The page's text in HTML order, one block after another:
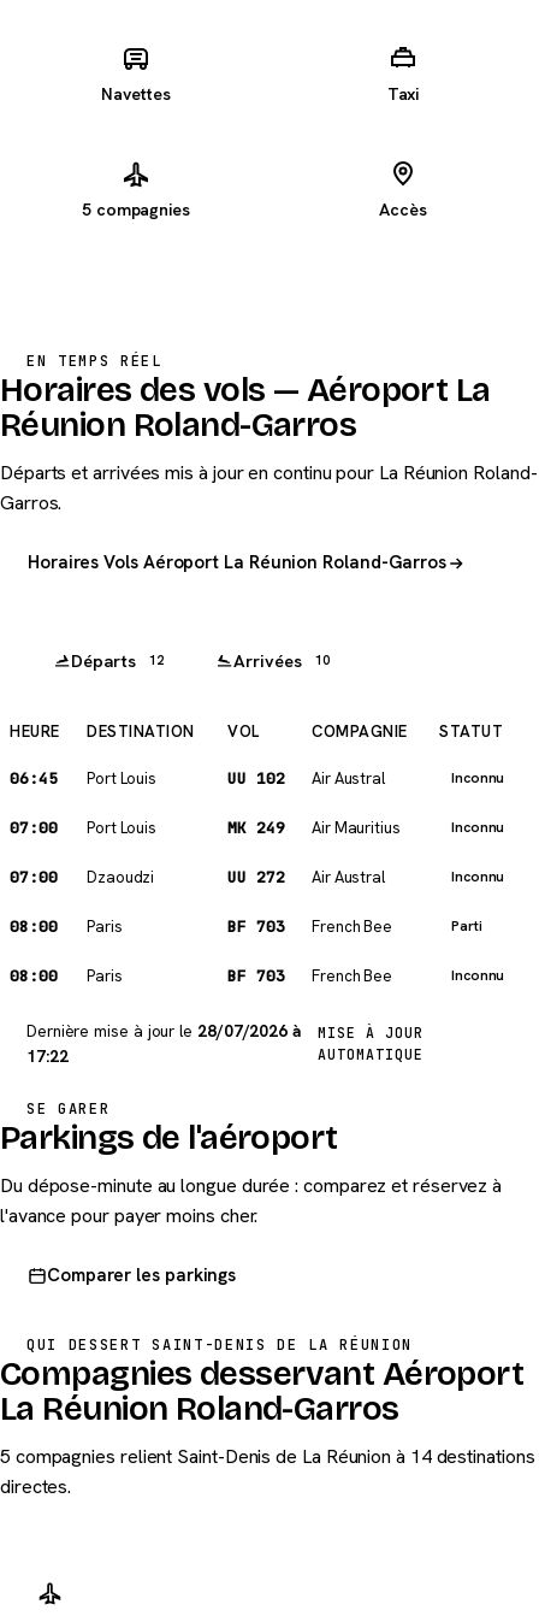
Navettes Taxi
5 compagnies Accès
EN TEMPS RÉEL
Horaires des vols — Aéroport La
Réunion Roland-Garros
Départs et arrivées mis à jour en continu pour La Réunion Roland-
Garros.
Horaires Vols Aéroport La Réunion Roland-Garros
Départs 12 Arrivées 10
HEURE DESTINATION VOL COMPAGNIE STATUT
06:45 Port Louis UU 102 Air Austral Inconnu
07:00 Port Louis MK 249 Air Mauritius Inconnu
07:00 Dzaoudzi UU 272 Air Austral Inconnu
08:00 Paris BF 703 French Bee Parti
08:00 Paris BF 703 French Bee Inconnu
Dernière mise à jour le 28/07/2026 à
17:22
MISE À JOUR
AUTOMATIQUE
SE GARER
Parkings de l'aéroport
Du dépose-minute au longue durée : comparez et réservez à
l'avance pour payer moins cher.
Comparer les parkings
QUI DESSERT SAINT-DENIS DE LA RÉUNION
Compagnies desservant Aéroport
La Réunion Roland-Garros
5 compagnies relient Saint-Denis de La Réunion à 14 destinations
directes.